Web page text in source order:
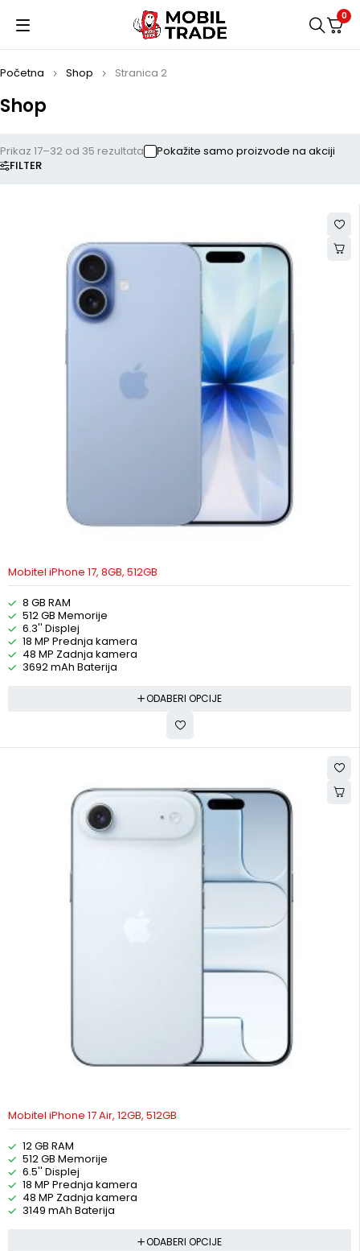
0
Shop
Početna Shop Stranica 2
FILTER
Prikaz 17–32 od 35 rezultata Pokažite samo proizvode na akciji
Mobitel iPhone 17, 8GB, 512GB
8 GB RAM
512 GB Memorije
6.3'' Displej
18 MP Prednja kamera
48 MP Zadnja kamera
3692 mAh Baterija
ODABERI OPCIJE
Mobitel iPhone 17 Air, 12GB, 512GB
12 GB RAM
512 GB Memorije
6.5'' Displej
18 MP Prednja kamera
48 MP Zadnja kamera
3149 mAh Baterija
ODABERI OPCIJE